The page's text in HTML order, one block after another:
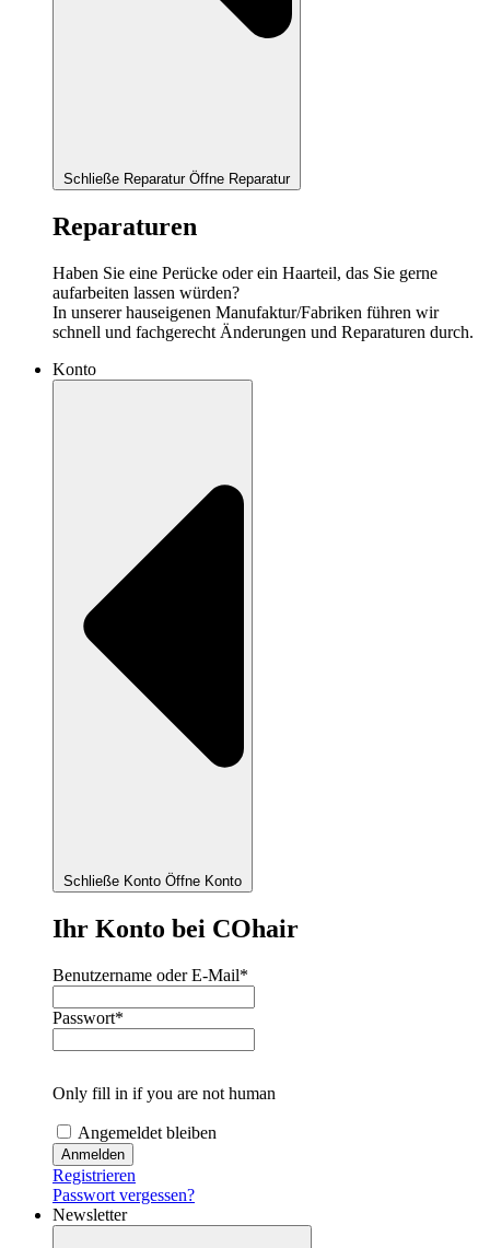
Schließe Reparatur Öffne Reparatur
Reparaturen
Haben Sie eine Perücke oder ein Haarteil, das Sie gerne
aufarbeiten lassen würden?
In unserer hauseigenen Manufaktur/Fabriken führen wir
schnell und fachgerecht Änderungen und Reparaturen durch.
Konto
Schließe Konto Öffne Konto
Ihr Konto bei COhair
Benutzername oder E-Mail*
Passwort*
Only fill in if you are not human
Angemeldet bleiben
Registrieren
Passwort vergessen?
Newsletter